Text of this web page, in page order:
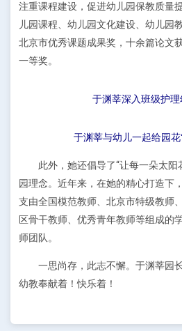
注重课程建设，促进幼儿园保教质量
儿园课程、幼儿园文化建设、幼儿园
北京市优秀课题成果奖，十余篇论文
一等奖。
于渊莘深入班级护
于渊莘与幼儿一起给园花
此外，她还倡导了“让每一朵太
园理念。近年来，在她的精心打造下
支由全国模范教师、北京市特级教师
区骨干教师、优秀青年教师等组成的
师团队。
一思尚存，此志不懈。于渊莘园
幼教奉献着！快乐着！